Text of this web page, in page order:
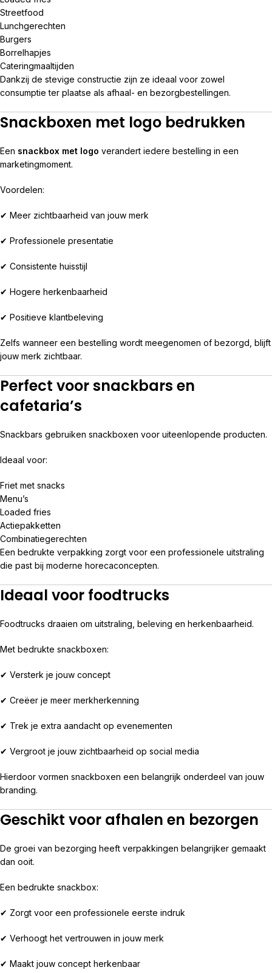
Streetfood
Lunchgerechten
Burgers
Borrelhapjes
Cateringmaaltijden
Dankzij de stevige constructie zijn ze ideaal voor zowel
consumptie ter plaatse als afhaal- en bezorgbestellingen.
Snackboxen met logo bedrukken
Een snackbox met logo verandert iedere bestelling in een
marketingmoment.
Voordelen:
✔ Meer zichtbaarheid van jouw merk
✔ Professionele presentatie
✔ Consistente huisstijl
✔ Hogere herkenbaarheid
✔ Positieve klantbeleving
Zelfs wanneer een bestelling wordt meegenomen of bezorgd, blijft
jouw merk zichtbaar.
Perfect voor snackbars en
cafetaria’s
Snackbars gebruiken snackboxen voor uiteenlopende producten.
Ideaal voor:
Friet met snacks
Menu’s
Loaded fries
Actiepakketten
Combinatiegerechten
Een bedrukte verpakking zorgt voor een professionele uitstraling
die past bij moderne horecaconcepten.
Ideaal voor foodtrucks
Foodtrucks draaien om uitstraling, beleving en herkenbaarheid.
Met bedrukte snackboxen:
✔ Versterk je jouw concept
✔ Creëer je meer merkherkenning
✔ Trek je extra aandacht op evenementen
✔ Vergroot je jouw zichtbaarheid op social media
Hierdoor vormen snackboxen een belangrijk onderdeel van jouw
branding.
Geschikt voor afhalen en bezorgen
De groei van bezorging heeft verpakkingen belangrijker gemaakt
dan ooit.
Een bedrukte snackbox:
✔ Zorgt voor een professionele eerste indruk
✔ Verhoogt het vertrouwen in jouw merk
✔ Maakt jouw concept herkenbaar